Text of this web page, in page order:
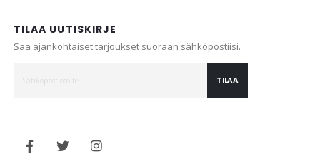
TILAA UUTISKIRJE
Saa ajankohtaiset tarjoukset suoraan sähköpostiisi.
TILAA